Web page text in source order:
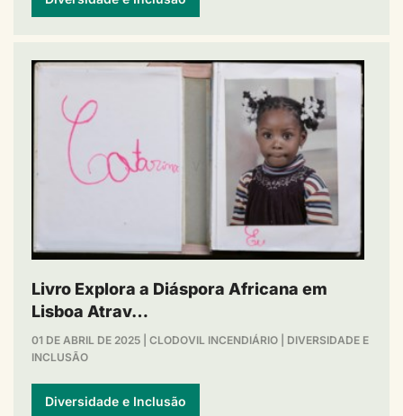
Livro Explora a Diáspora Africana em
Lisboa Atrav…
01 DE ABRIL DE 2025 CLODOVIL INCENDIÁRIO
DIVERSIDADE E
INCLUSÃO
Diversidade e Inclusão